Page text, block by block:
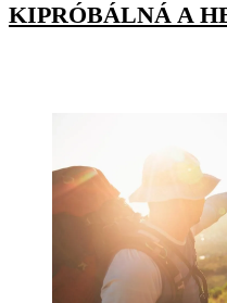
KIPRÓBÁLNÁ A